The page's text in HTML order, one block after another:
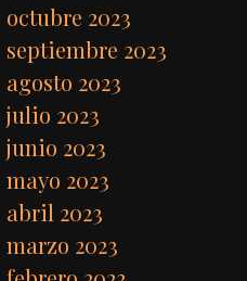
octubre 2023
septiembre 2023
agosto 2023
julio 2023
junio 2023
mayo 2023
abril 2023
marzo 2023